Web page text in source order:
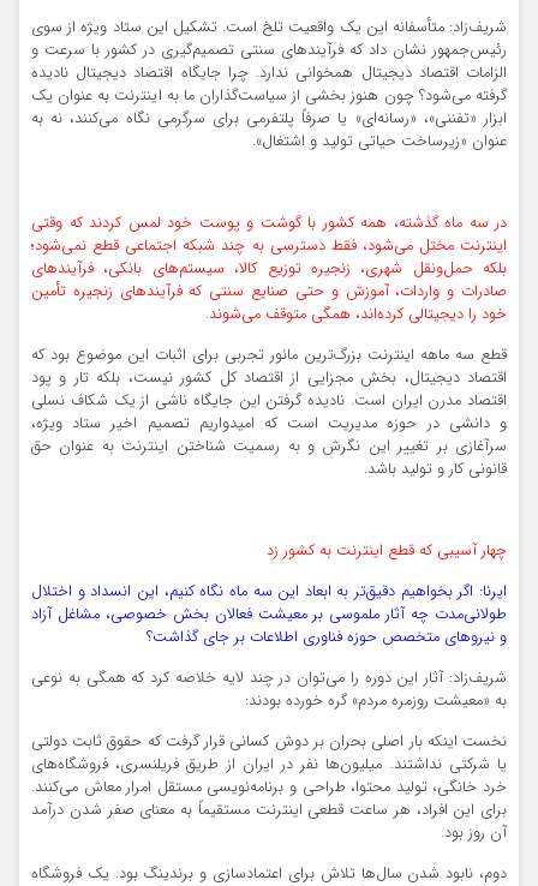
شریف‌زاد: متأسفانه این یک واقعیت تلخ است. تشکیل این ستاد ویژه از سوی
رئیس‌جمهور نشان داد که فرآیندهای سنتی تصمیم‌گیری در کشور با سرعت و
الزامات اقتصاد دیجیتال همخوانی ندارد. چرا جایگاه اقتصاد دیجیتال نادیده
گرفته می‌شود؟ چون هنوز بخشی از سیاست‌گذاران ما به اینترنت به عنوان یک
ابزار «تفننی»، «رسانه‌ای» یا صرفاً پلتفرمی برای سرگرمی نگاه می‌کنند، نه به
عنوان «زیرساخت حیاتی تولید و اشتغال».
در سه ماه گذشته، همه کشور با گوشت و پوست خود لمس کردند که وقتی
اینترنت مختل می‌شود، فقط دسترسی به چند شبکه اجتماعی قطع نمی‌شود؛
بلکه حمل‌ونقل شهری، زنجیره توزیع کالا، سیستم‌های بانکی، فرآیندهای
صادرات و واردات، آموزش و حتی صنایع سنتی که فرآیندهای زنجیره تأمین
خود را دیجیتالی کرده‌اند، همگی متوقف می‌شوند.
قطع سه ماهه اینترنت بزرگ‌ترین مانور تجربی برای اثبات این موضوع بود که
اقتصاد دیجیتال، بخش مجزایی از اقتصاد کل کشور نیست، بلکه تار و پود
اقتصاد مدرن ایران است. نادیده گرفتن این جایگاه ناشی از یک شکاف نسلی
و دانشی در حوزه مدیریت است که امیدواریم تصمیم اخیر ستاد ویژه،
سرآغازی بر تغییر این نگرش و به رسمیت شناختن اینترنت به عنوان حق
قانونی کار و تولید باشد.
چهار آسیبی که قطع اینترنت به کشور زد
ایرنا: اگر بخواهیم دقیق‌تر به ابعاد این سه ماه نگاه کنیم، این انسداد و اختلال
طولانی‌مدت چه آثار ملموسی بر معیشت فعالان بخش خصوصی، مشاغل آزاد
و نیروهای متخصص حوزه فناوری اطلاعات بر جای گذاشت؟
شریف‌زاد: آثار این دوره را می‌توان در چند لایه خلاصه کرد که همگی به نوعی
به «معیشت روزمره مردم» گره خورده بودند:
نخست اینکه بار اصلی بحران بر دوش کسانی قرار گرفت که حقوق ثابت دولتی
یا شرکتی نداشتند. میلیون‌ها نفر در ایران از طریق فریلنسری، فروشگاه‌های
خرد خانگی، تولید محتوا، طراحی و برنامه‌نویسی مستقل امرار معاش می‌کنند.
برای این افراد، هر ساعت قطعی اینترنت مستقیماً به معنای صفر شدن درآمد
آن روز بود.
دوم، نابود شدن سال‌ها تلاش برای اعتمادسازی و برندینگ بود. یک فروشگاه